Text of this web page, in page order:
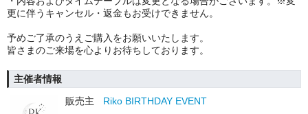
更に伴うキャンセル・返金もお受けできません。
予めご了承のうえご購入をお願いいたします。
皆さまのご来場を心よりお待ちしております。
主催者情報
販売主
Riko BIRTHDAY EVENT